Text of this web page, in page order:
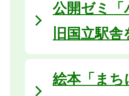
公開ゼミ
旧国立駅舎
絵本「まち